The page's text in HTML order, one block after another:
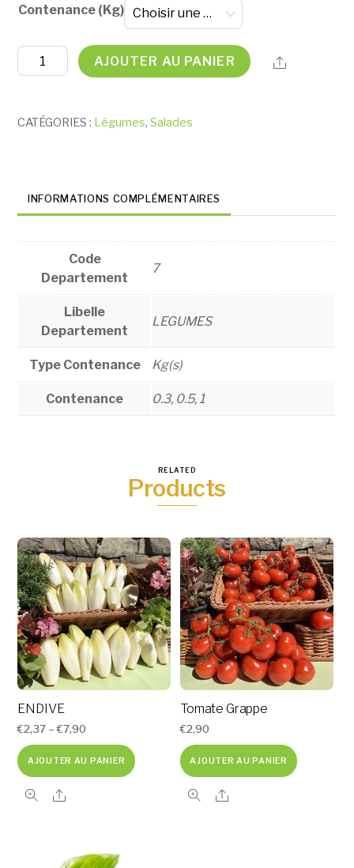
Contenance (Kg)
quantité
de
AJOUTER AU PANIER Share
CATÉGORIES : Légumes,Salades
INFORMATIONS COMPLÉMENTAIRES
Code
Departement
7
Libelle
Departement
LEGUMES
Type Contenance Kg(s)
Contenance 0.3, 0.5, 1
RELATED
Products
ENDIVE
€2,37 –€7,90
AJOUTER AU PANIER
Tomate Grappe
€2,90
AJOUTER AU PANIER